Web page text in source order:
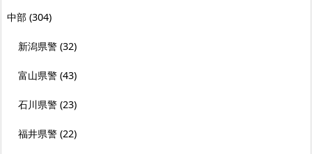
中部 (304)
新潟県警 (32)
富山県警 (43)
石川県警 (23)
福井県警 (22)